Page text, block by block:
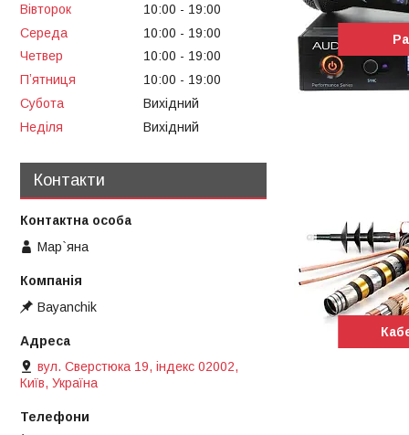
Вівторок
10:00
19:00
Середа
10:00
19:00
Четвер
10:00
19:00
Пʼятниця
10:00
19:00
Субота
Вихідний
Неділя
Вихідний
Контакти
Мар`яна
Bayanchik
вул. Сверстюка 19, індекс 02002,
Київ, Україна